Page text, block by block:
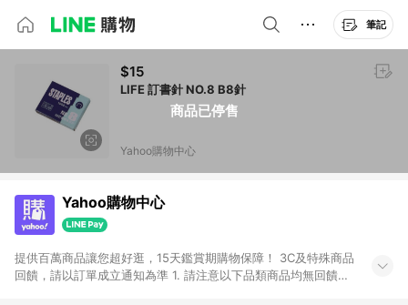
筆記
商品已停售
$15
LIFE 訂書針 NO.8 B8針
Yahoo購物中心
Yahoo購物中心
提供百萬商品讓您超好逛，15天鑑賞期購物保障！ 3C及特殊商品
回饋，請以訂單成立通知為準 1. 請注意以下品類商品均無回饋：